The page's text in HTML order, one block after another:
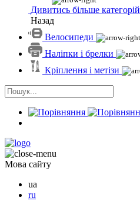
Дивитись більше категорій
Назад
Велосипеди
Наліпки і брелки
Кріплення і метізи
Мова сайту
ua
ru